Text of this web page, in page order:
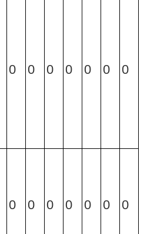
0 0 0 0 0 0 0
0 0 0 0 0 0 0